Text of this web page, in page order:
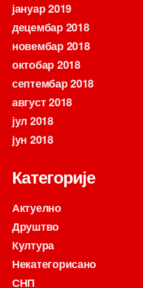
јануар 2019
децембар 2018
новембар 2018
октобар 2018
септембар 2018
август 2018
јул 2018
јун 2018
Категорије
Актуелно
Друштво
Култура
Некатегорисано
СНП